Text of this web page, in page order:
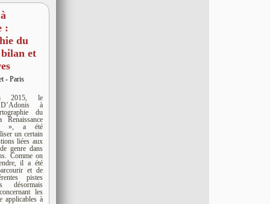
:
du
et
- Paris
2015, le
à
du
», a été
un certain
liées aux
genre dans
Comme on
il a été
et de
pistes
désormais
les
applicables à